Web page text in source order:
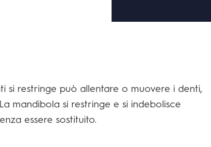
si restringe può allentare o muovere i denti,
mandibola si restringe e si indebolisce
essere sostituito.